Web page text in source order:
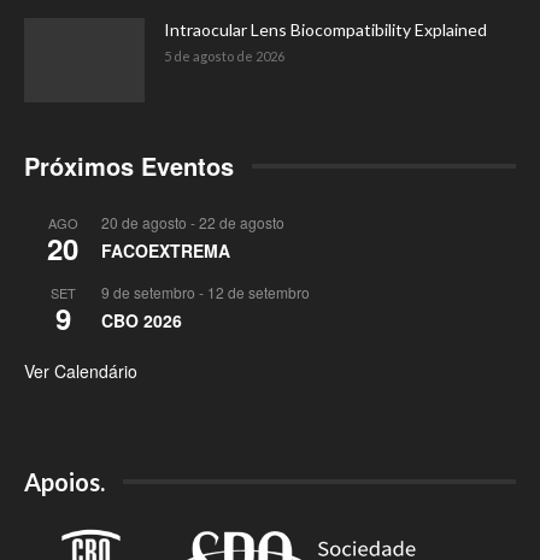
Intraocular Lens Biocompatibility Explained
5 de agosto de 2026
Próximos Eventos
AGO
20
20 de agosto -22 de agosto
FACOEXTREMA
SET
9
9 de setembro - 12 de setembro
CBO 2026
Ver Calendário
Apoios.